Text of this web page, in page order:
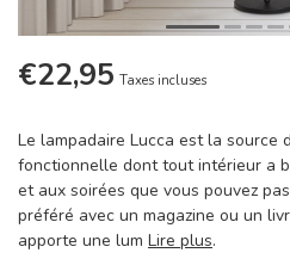
€22,95 Taxes incluses
Le lampadaire Lucca est la source
fonctionnelle dont tout intérieur a
et aux soirées que vous pouvez
préféré avec un magazine ou un
apporte une lum Lire plus.